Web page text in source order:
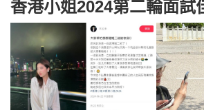
香港小姐2024第二輪面試